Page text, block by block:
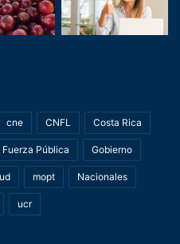
cne CNFL Costa Rica
Fuerza Pública Gobierno
mopt Nacionales
ucr